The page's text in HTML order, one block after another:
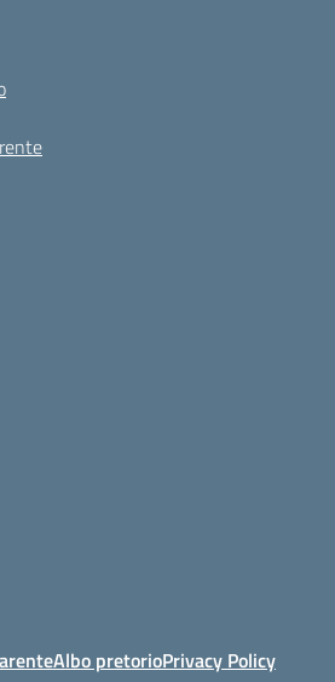
Albo pretorioPrivacy Policy